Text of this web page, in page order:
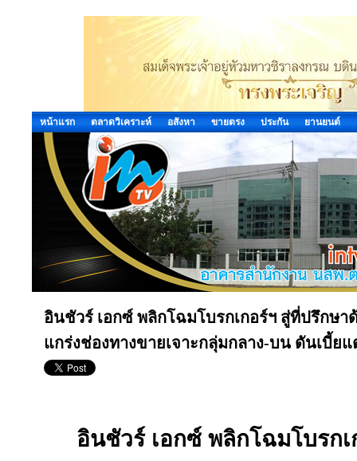
หน้าแรก ตลาดวิเคราะห์ อสังหา ขายตรง ประกัน ยานยนต์
อินชัวร์ เอกซ์ พลิกโฉมโบรกเกอร์ฯ สู่ที่ปรึกษ
แกร่งช่องทางขายเจาะกลุ่มกลาง-บน ดันเบี้ย
อินชัวร์ เอกซ์ พลิกโฉมโบรก